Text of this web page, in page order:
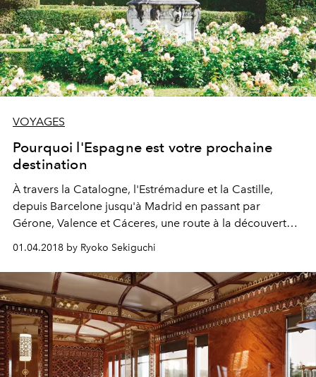
VOYAGES
Pourquoi l'Espagne est votre prochaine
destination
À travers la Catalogne, l'Estrémadure et la Castille,
depuis Barcelone jusqu'à Madrid en passant par
Gérone, Valence et Cáceres, une route à la découverte
du terroir Ibérique, entre terre et mer.
01.04.2018 by Ryoko Sekiguchi